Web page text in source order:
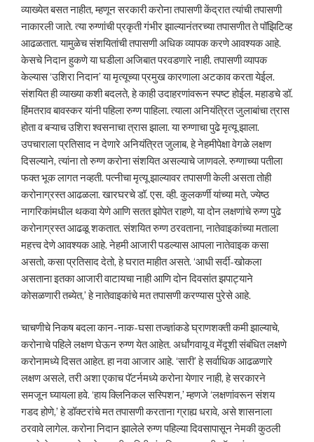
व्याख्येत बसत नाहीत, म्हणून सरकारी करोना तपासणी केंद्रात त्यांची तपासणी
नाकारली जाते. त्या रुग्णांची प्रकृती गंभीर झाल्यानंतरच्या तपासणीत ते पॉझिटिव्ह
आढळतात. यामुळेच संशयितांची तपासणी अधिक व्यापक करणे आवश्यक आहे.
केसचे निदान हुकणे या घडीला अजिबात परवडणारे नाही. तपासणी व्यापक
केल्यास ‘उशिरा निदान’ या मृत्यूच्या प्रमुख कारणाला अटकाव करता येईल.
संशयित ही व्याख्या कशी बदलते, हे काही उदाहरणांवरून स्पष्ट होईल. महाडचे डॉ.
हिंमतराव बावस्कर यांनी पहिला रुग्ण पाहिला. त्याला अनियंत्रित जुलाबांचा त्रास
होता व बऱ्याच उशिरा श्वसनाचा त्रास झाला. या रुग्णाचा पुढे मृत्यू झाला.
उपचाराला प्रतिसाद न देणारे अनियंत्रित जुलाब, हे नेहमीपेक्षा वेगळे लक्षण
दिसल्याने, त्यांना तो रुग्ण करोना संशयित असल्याचे जाणवले. रुग्णाच्या पतीला
फक्त भूक लागत नव्हती. पत्नीचा मृत्यू झाल्यावर तपासणी केली असता तोही
करोनाग्रस्त आढळला. खारघरचे डॉ. एस. व्ही. कुलकर्णी यांच्या मते, ज्येष्ठ
नागरिकांमधील थकवा येणे आणि सतत झोपेत राहणे, या दोन लक्षणांचे रुग्ण पुढे
करोनाग्रस्त आढळू शकतात. संशयित रुग्ण ठरवताना, नातेवाइकांच्या मताला
महत्त्व देणे आवश्यक आहे. नेहमी आजारी पडल्यास आपला नातेवाइक कसा
असतो, कसा प्रतिसाद देतो, हे घरात माहीत असते. ‘आधी सर्दी-खोकला
असताना इतका आजारी वाटायचा नाही आणि दोन दिवसांत झपाट्याने
कोसळणारी तब्येत,’ हे नातेवाइकांचे मत तपासणी करण्यास पुरेसे आहे.
चाचणीचे निकष बदला कान-नाक-घसा तज्ज्ञांकडे घ्राणशक्ती कमी झाल्याचे,
करोनाचे पहिले लक्षण घेऊन रुग्ण येत आहेत. अर्धांगवायू व मेंदूशी संबंधित लक्षणे
करोनामध्ये दिसत आहेत. हा नवा आजार आहे. ‘सारी’ हे सर्वाधिक आढळणारे
लक्षण असले, तरी अशा एकाच पॅटर्नमध्ये करोना येणार नाही, हे सरकारने
समजून घ्यायला हवे. ‘हाय क्लिनिकल सस्पिशन,’ म्हणजे ‘लक्षणांवरून संशय
गडद होणे,’ हे डॉक्टरांचे मत तपासणी करताना ग्राह्य धरावे, असे शासनाला
ठरवावे लागेल. करोना निदान झालेले रुग्ण पहिल्या दिवसापासून नेमकी कुठली